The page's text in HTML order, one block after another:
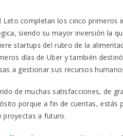
completan los cinco primeros
siendo su mayor inversión la
startups del rubro de la
días de Uber y también
a gestionar sus recursos
de muchas satisfacciones, de
porque a fin de cuentas, estás
proyectas a futuro.